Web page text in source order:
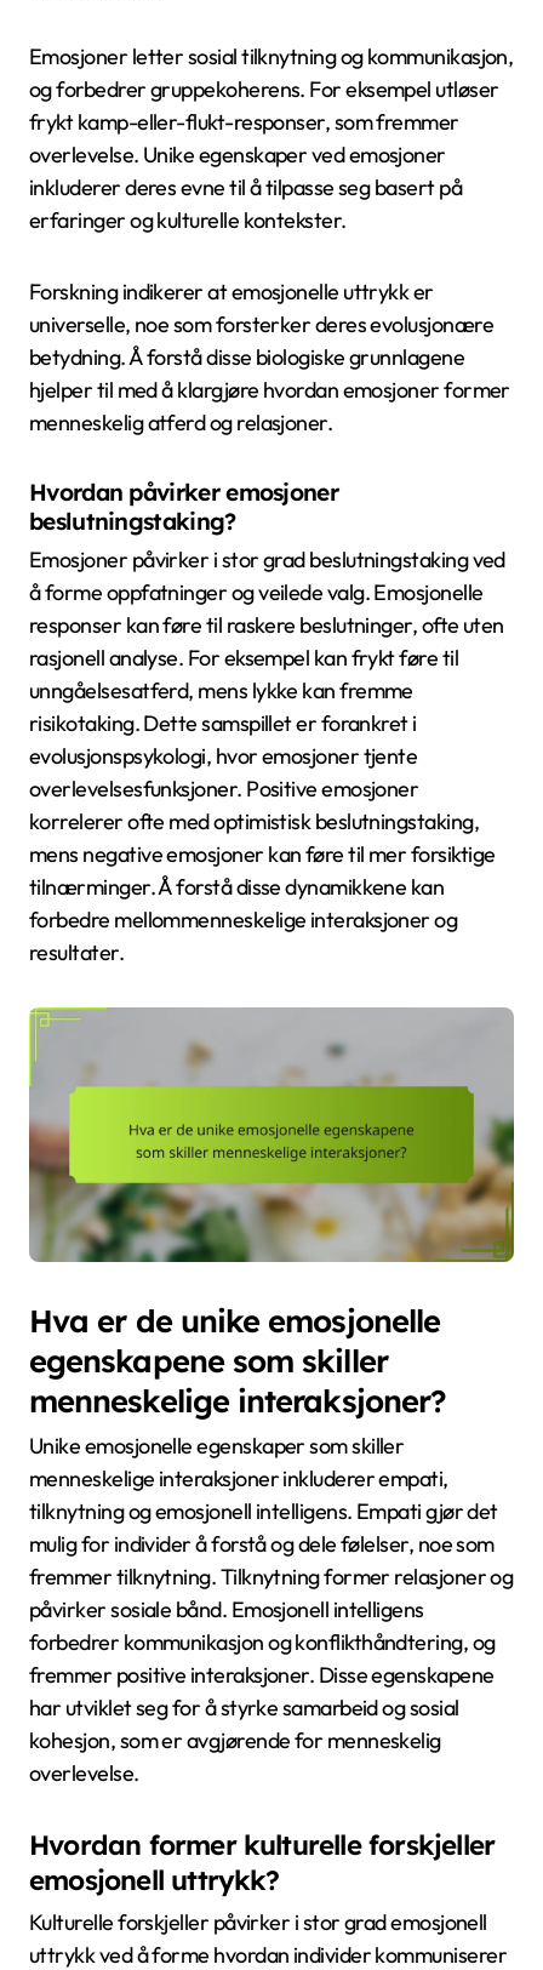
Emosjoner letter sosial tilknytning og kommunikasjon,
og forbedrer gruppekoherens. For eksempel utløser
frykt kamp-eller-flukt-responser, som fremmer
overlevelse. Unike egenskaper ved emosjoner
inkluderer deres evne til å tilpasse seg basert på
erfaringer og kulturelle kontekster.
Forskning indikerer at emosjonelle uttrykk er
universelle, noe som forsterker deres evolusjonære
betydning. Å forstå disse biologiske grunnlagene
hjelper til med å klargjøre hvordan emosjoner former
menneskelig atferd og relasjoner.
Hvordan påvirker emosjoner
beslutningstaking?
Emosjoner påvirker i stor grad beslutningstaking ved
å forme oppfatninger og veilede valg. Emosjonelle
responser kan føre til raskere beslutninger, ofte uten
rasjonell analyse. For eksempel kan frykt føre til
unngåelsesatferd, mens lykke kan fremme
risikotaking. Dette samspillet er forankret i
evolusjonspsykologi, hvor emosjoner tjente
overlevelsesfunksjoner. Positive emosjoner
korrelerer ofte med optimistisk beslutningstaking,
mens negative emosjoner kan føre til mer forsiktige
tilnærminger. Å forstå disse dynamikkene kan
forbedre mellommenneskelige interaksjoner og
resultater.
Hva er de unike emosjonelle
egenskapene som skiller
menneskelige interaksjoner?
Unike emosjonelle egenskaper som skiller
menneskelige interaksjoner inkluderer empati,
tilknytning og emosjonell intelligens. Empati gjør det
mulig for individer å forstå og dele følelser, noe som
fremmer tilknytning. Tilknytning former relasjoner og
påvirker sosiale bånd. Emosjonell intelligens
forbedrer kommunikasjon og konflikthåndtering, og
fremmer positive interaksjoner. Disse egenskapene
har utviklet seg for å styrke samarbeid og sosial
kohesjon, som er avgjørende for menneskelig
overlevelse.
Hvordan former kulturelle forskjeller
emosjonell uttrykk?
Kulturelle forskjeller påvirker i stor grad emosjonell
uttrykk ved å forme hvordan individer kommuniserer